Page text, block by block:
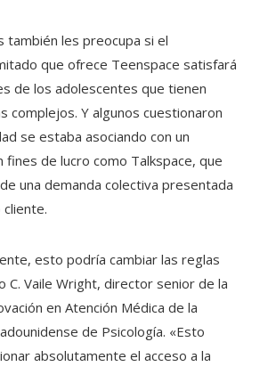
también les preocupa si el
que ofrece Teenspace satisfará
de los adolescentes que tienen
complejos. Y algunos cuestionaron
se estaba asociando con un
de lucro como Talkspace, que
una demanda colectiva presentada
esto podría cambiar las reglas
C. Vaile Wright, director senior de la
en Atención Médica de la
de Psicología. «Esto
absolutamente el acceso a la